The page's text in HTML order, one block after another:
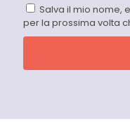
Salva il mio nome,
per la prossima volta